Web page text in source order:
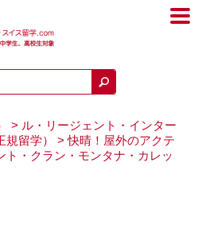
> ル・リージェント・インター
留学）
> 快晴！屋外のアクテ
ト・クラン・モンタナ・カレッ